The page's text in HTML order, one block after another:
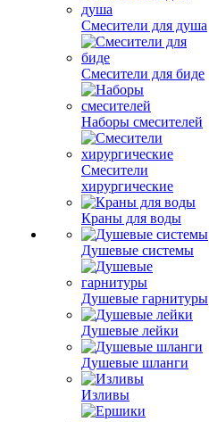
Смесители для душа
Смесители для биде
Наборы смесителей
Смесители
хирургические
Краны для воды
Душевые системы
Душевые гарнитуры
Душевые лейки
Душевые шланги
Изливы